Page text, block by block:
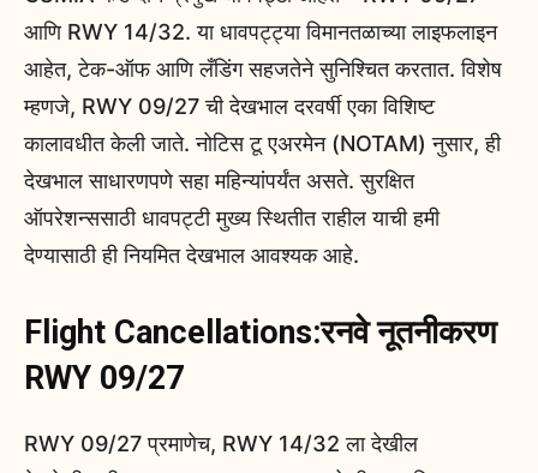
आणि RWY 14/32. या धावपट्ट्या विमानतळाच्या लाइफलाइन
आहेत, टेक-ऑफ आणि लँडिंग सहजतेने सुनिश्चित करतात. विशेष
म्हणजे, RWY 09/27 ची देखभाल दरवर्षी एका विशिष्ट
कालावधीत केली जाते. नोटिस टू एअरमेन (NOTAM) नुसार, ही
देखभाल साधारणपणे सहा महिन्यांपर्यंत असते. सुरक्षित
ऑपरेशन्ससाठी धावपट्टी मुख्य स्थितीत राहील याची हमी
देण्यासाठी ही नियमित देखभाल आवश्यक आहे.
Flight Cancellations:रनवे नूतनीकरण
RWY 09/27
RWY 09/27 प्रमाणेच, RWY 14/32 ला देखील